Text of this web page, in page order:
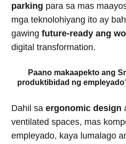
parking para sa mas
mga teknolohiyang ito ay
gawing future-ready ang
digital transformation.
Paano makaapekto ang
produktibidad ng
Dahil sa ergonomic design
ventilated spaces, mas
empleyado, kaya lumalago